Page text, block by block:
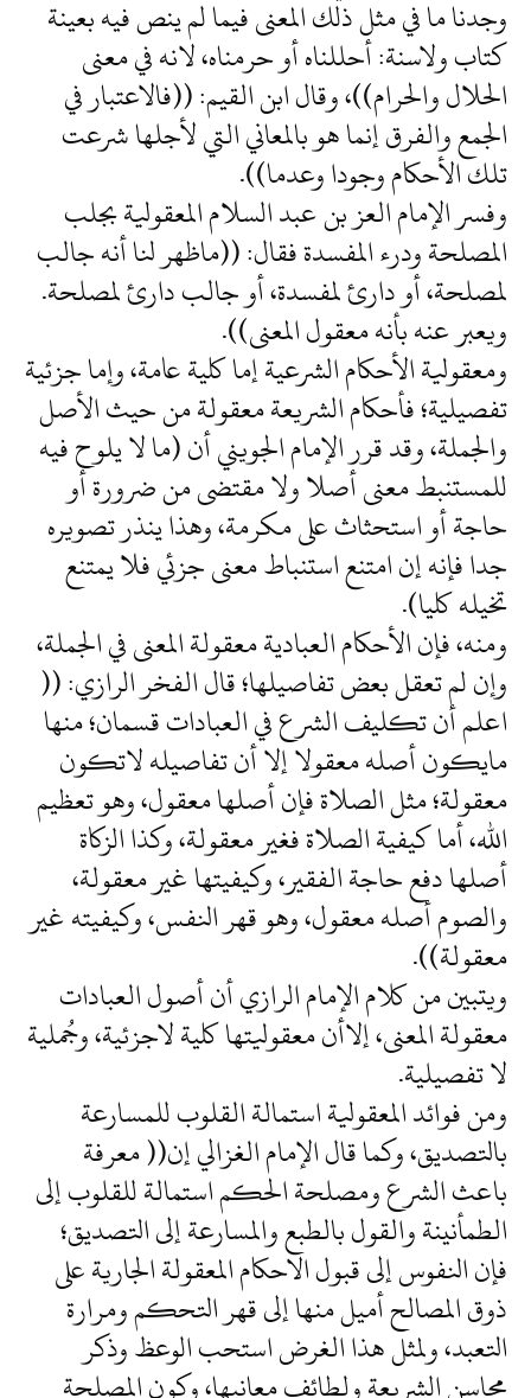
وجدنا ما في مثل ذلك المعنى فيما لم ينص فيه بعينة
كتاب ولاسنة: أحللناه أو حرمناه، لانه في معنى
الحلال والحرام))، وقال ابن القيم: ((فالاعتبار في
الجمع والفرق إنما هو بالمعاني التي لأجلها شرعت
تلك الأحكام وجودا وعدما)).
وفسر الإمام العز بن عبد السلام المعقولية بجلب
المصلحة ودرء المفسدة فقال: ((ماظهر لنا أنه جالب
لمصلحة، أو دارئ لمفسدة، أو جالب دارئ لمصلحة.
ويعبر عنه بأنه معقول المعنى)).
ومعقولية الأحكام الشرعية إما كلية عامة، وإما جزئية
تفصيلية؛ فأحكام الشريعة معقولة من حيث الأصل
والجملة، وقد قرر الإمام الجويني أن (ما لا يلوح فيه
للمستنبط معنى أصلا ولا مقتضى من ضرورة أو
حاجة أو استحثاث على مكرمة، وهذا ينذر تصويره
جدا فإنه إن امتنع استنباط معنى جزئي فلا يمتنع
تخيله كليا).
ومنه، فإن الأحكام العبادية معقولة المعنى في الجملة،
وإن لم تعقل بعض تفاصيلها؛ قال الفخر الرازي: ((
اعلم أن تكليف الشرع في العبادات قسمان؛ منها
مايكون أصله معقولا إلا أن تفاصيله لاتكون
معقولة؛ مثل الصلاة فإن أصلها معقول، وهو تعظيم
الله، أما كيفية الصلاة فغير معقولة، وكذا الزكاة
أصلها دفع حاجة الفقير، وكيفيتها غير معقولة،
والصوم أصله معقول، وهو قهر النفس، وكيفيته غير
معقولة)).
ويتبين من كلام الإمام الرازي أن أصول العبادات
معقولة المعنى، إلاأن معقوليتها كلية لاجزئية، وجُملية
لا تفصيلية.
ومن فوائد المعقولية استمالة القلوب للمسارعة
بالتصديق، وكما قال الإمام الغزالي إن(( معرفة
باعث الشرع ومصلحة الحكم استمالة للقلوب إلى
الطمأنينة والقول بالطبع والمسارعة إلى التصديق؛
فإن النفوس إلى قبول الاحكام المعقولة الجارية على
ذوق المصالح أميل منها إلى قهر التحكم ومرارة
التعبد، ولمثل هذا الغرض استحب الوعظ وذكر
محاسن الشريعة ولطائف معانيها، وكون المصلحة